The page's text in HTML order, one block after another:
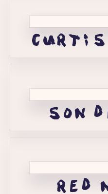
curtis
son
red